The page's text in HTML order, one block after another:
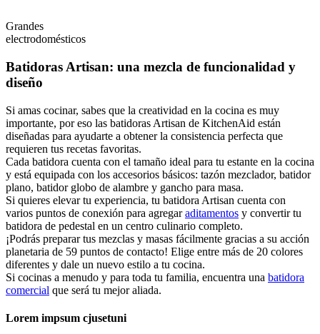
Grandes
electrodomésticos
Batidoras Artisan: una mezcla de funcionalidad y
diseño
Si amas cocinar, sabes que la creatividad en la cocina es muy
importante, por eso las batidoras Artisan de KitchenAid están
diseñadas para ayudarte a obtener la consistencia perfecta que
requieren tus recetas favoritas.
Cada batidora cuenta con el tamaño ideal para tu estante en la cocina
y está equipada con los accesorios básicos: tazón mezclador, batidor
plano, batidor globo de alambre y gancho para masa.
Si quieres elevar tu experiencia, tu batidora Artisan cuenta con
varios puntos de conexión para agregaraditamentos y convertir tu
batidora de pedestal en un centro culinario completo.
¡Podrás preparar tus mezclas y masas fácilmente gracias a su acción
planetaria de 59 puntos de contacto! Elige entre más de 20 colores
diferentes y dale un nuevo estilo a tu cocina.
Si cocinas a menudo y para toda tu familia, encuentra una batidora
comercial que será tu mejor aliada.
Lorem impsum cjusetuni